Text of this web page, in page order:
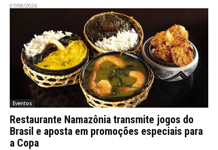
07/08/2026
Eventos
Restaurante Namazônia transmite jogos do
Brasil e aposta em promoções especiais para
a Copa